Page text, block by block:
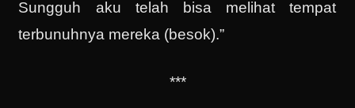
Sungguh aku telah bisa melihat tempat
terbunuhnya mereka (besok).”
***